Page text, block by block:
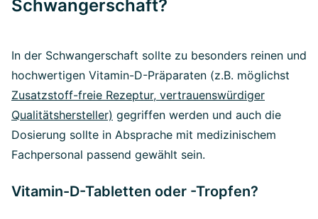
Schwangerschaft?
In der Schwangerschaft sollte zu besonders reinen und
hochwertigen Vitamin-D-Präparaten (z.B. möglichst
Zusatzstoff-freie Rezeptur, vertrauenswürdiger
Qualitätshersteller) gegriffen werden und auch die
Dosierung sollte in Absprache mit medizinischem
Fachpersonal passend gewählt sein.
Vitamin-D-Tabletten oder -Tropfen?